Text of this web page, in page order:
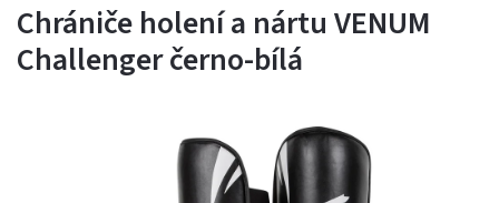
Chrániče holení a nártu VENUM
Challenger černo-bílá